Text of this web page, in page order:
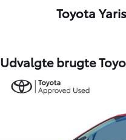
Toyota
Udvalgte brugte